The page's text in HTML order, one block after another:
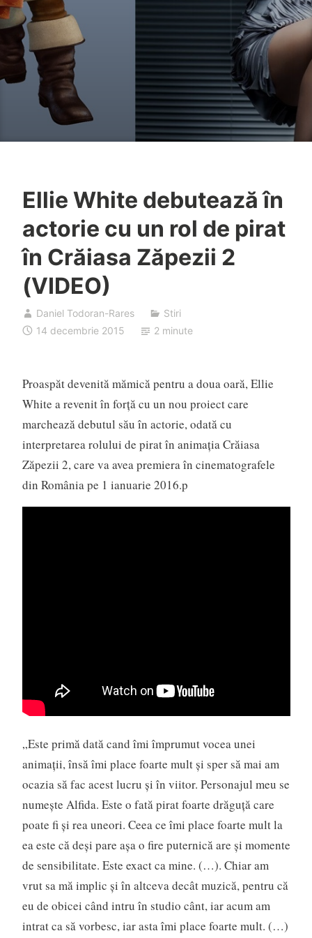
Ellie White debutează în
actorie cu un rol de pirat
în Crăiasa Zăpezii 2
(VIDEO)
Daniel Todoran-Rares
Stiri
14 decembrie 2015
2 minute
Proaspăt devenită mămică pentru a doua oară, Ellie
White a revenit în forţă cu un nou proiect care
marchează debutul său în actorie, odată cu
interpretarea rolului de pirat în animaţia Crăiasa
Zăpezii 2, care va avea premiera în cinematografele
din România pe 1 ianuarie 2016.p
„Este primă dată cand îmi împrumut vocea unei
animaţii, însă îmi place foarte mult şi sper să mai am
ocazia să fac acest lucru şi în viitor. Personajul meu se
numeşte Alfida. Este o fată pirat foarte drăguţă care
poate fi şi rea uneori. Ceea ce îmi place foarte mult la
ea este că deşi pare aşa o fire puternică are şi momente
de sensibilitate. Este exact ca mine. (…). Chiar am
vrut sa mă implic şi în altceva decât muzică, pentru că
eu de obicei când intru în studio cânt, iar acum am
intrat ca să vorbesc, iar asta îmi place foarte mult. (…)